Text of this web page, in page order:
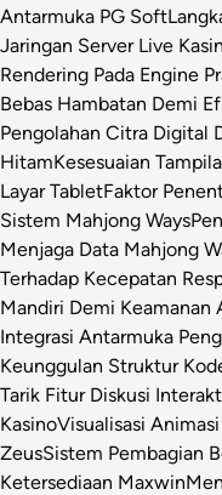
Antarmuka PG Soft
Jaringan Server Live
Rendering Pada Engine
Bebas Hambatan Demi
Pengolahan Citra Digital
HitamKesesuaian
Layar TabletFaktor
Sistem Mahjong Ways
Menjaga Data Mahjong
Terhadap Kecepatan
Mandiri Demi Keamanan
Integrasi Antarmuka
Keunggulan Struktur
Tarik Fitur Diskusi
KasinoVisualisasi
ZeusSistem Pembagian
Ketersediaan Maxwin